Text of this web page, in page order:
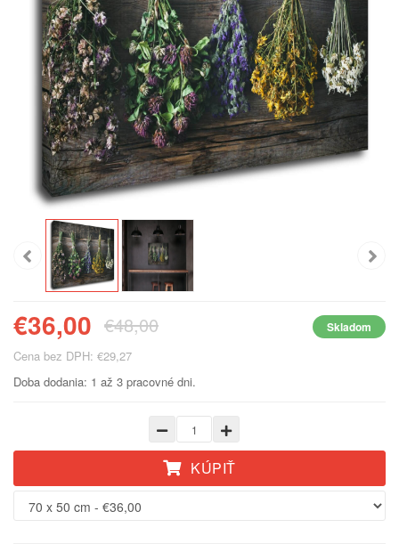
€36,00 €48,00 Skladom
Cena bez DPH: €29,27
Doba dodania: 1 až 3 pracovné dni.
KÚPIŤ